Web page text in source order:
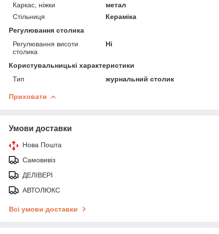
Каркас, ніжки
метал
Стільниця
Кераміка
Регулювання столика
Регулювання висоти
столика
Ні
Користувальницькі характеристики
Тип
журнальний столик
Приховати
Умови доставки
Нова Пошта
Самовивіз
ДЕЛІВЕРІ
АВТОЛЮКС
Всі умови доставки